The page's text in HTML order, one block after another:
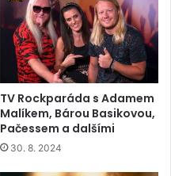
TV Rockparáda s Adamem
Malíkem, Bárou Basikovou,
Pačessem a dalšími
30. 8. 2024